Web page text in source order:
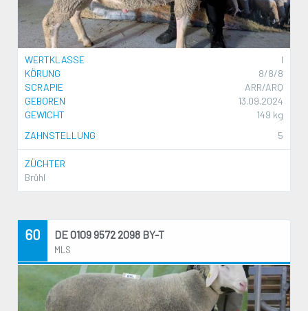
WERTKLASSE
I
KÖRUNG
8/8/8
SCRAPIE
ARR/ARQ
GEBOREN
13.09.2024
GEWICHT
149 kg
ZAHNSTELLUNG
5
ZÜCHTER
Brühl
60 DE 0109 9572 2098 BY-T
MLS